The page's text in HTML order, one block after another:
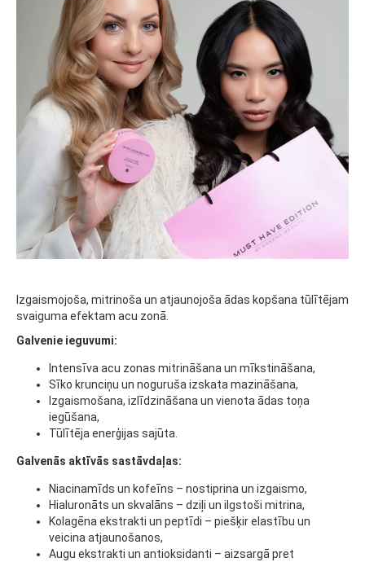
Izgaismojoša, mitrinoša un atjaunojoša ādas kopšana tūlītējam
svaiguma efektam acu zonā.
Galvenie ieguvumi:
Intensīva acu zonas mitrināšana un mīkstināšana,
Sīko krunciņu un noguruša izskata mazināšana,
Izgaismošana, izlīdzināšana un vienota ādas toņa
iegūšana,
Tūlītēja enerģijas sajūta.
Galvenās aktīvās sastāvdaļas:
Niacinamīds un kofeīns – nostiprina un izgaismo,
Hialuronāts un skvalāns – dziļi un ilgstoši mitrina,
Kolagēna ekstrakti un peptīdi – piešķir elastību un
veicina atjaunošanos,
Augu ekstrakti un antioksidanti – aizsargā pret